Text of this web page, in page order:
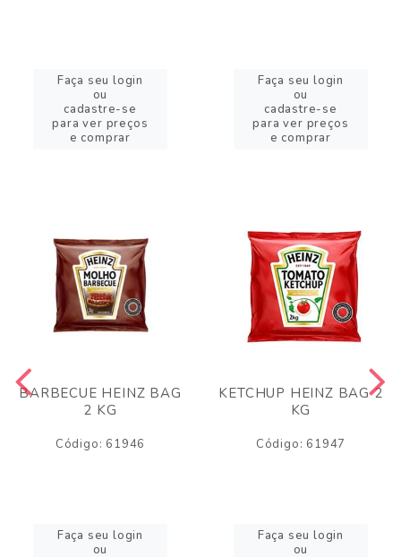
Faça seu login
ou
cadastre-se
para ver preços
e comprar
Faça seu login
ou
cadastre-se
para ver preços
e comprar
BARBECUE HEINZ BAG
2 KG
Código: 61946
Faça seu login
ou
KETCHUP HEINZ BAG 2
KG
Código: 61947
Faça seu login
ou